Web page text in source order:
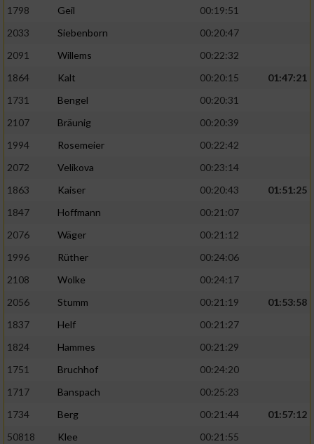
1798
Geil
00:19:51
2033
Siebenborn
00:20:47
2091
Willems
00:22:32
1864
Kalt 00:20:15
01:47:21
1731
Bengel
00:20:31
2107
Bräunig
00:20:39
1994
Rosemeier
00:22:42
2072
Velikova
00:23:14
1863
Kaiser 00:20:43
01:51:25
1847
Hoffmann
00:21:07
2076
Wäger
00:21:12
1996
Rüther
00:24:06
2108
Wolke
00:24:17
2056
Stumm 00:21:19
01:53:58
1837
Helf
00:21:27
1824
Hammes
00:21:29
1751
Bruchhof
00:24:20
1717
Banspach
00:25:23
1734
Berg 00:21:44
01:57:12
50818
Klee
00:21:55